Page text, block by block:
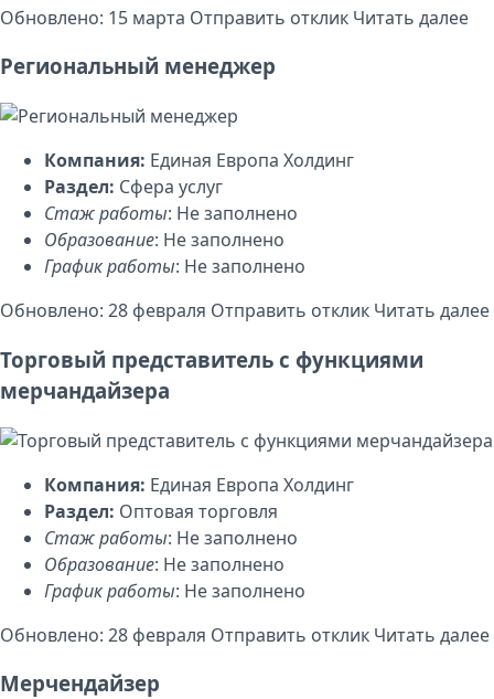
Обновлено: 15 марта Отправить отклик Читать далее
Региональный менеджер
Компания: Единая Европа Холдинг
Раздел: Сфера услуг
Стаж работы: Не заполнено
Образование: Не заполнено
График работы: Не заполнено
Обновлено: 28 февраля Отправить отклик Читать далее
Торговый представитель с функциями
мерчандайзера
Компания: Единая Европа Холдинг
Раздел: Оптовая торговля
Стаж работы: Не заполнено
Образование: Не заполнено
График работы: Не заполнено
Обновлено: 28 февраля Отправить отклик Читать далее
Мерчендайзер